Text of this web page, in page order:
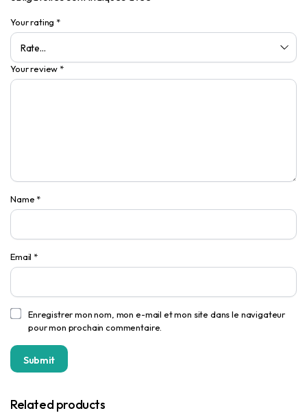
Your rating *
Your review *
Name *
Email *
Enregistrer mon nom, mon e-mail et mon site dans le navigateur
pour mon prochain commentaire.
Related products